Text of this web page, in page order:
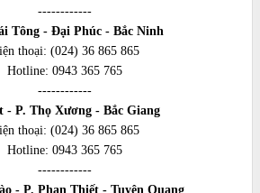
------------
Tông - Đại Phúc - Bắc Ninh
thoại: (024) 36 865 865
Hotline: 0943 365 765
------------
- P. Thọ Xương - Bắc Giang
thoại: (024) 36 865 865
Hotline: 0943 365 765
------------
- P. Phan Thiết - Tuyên Quang